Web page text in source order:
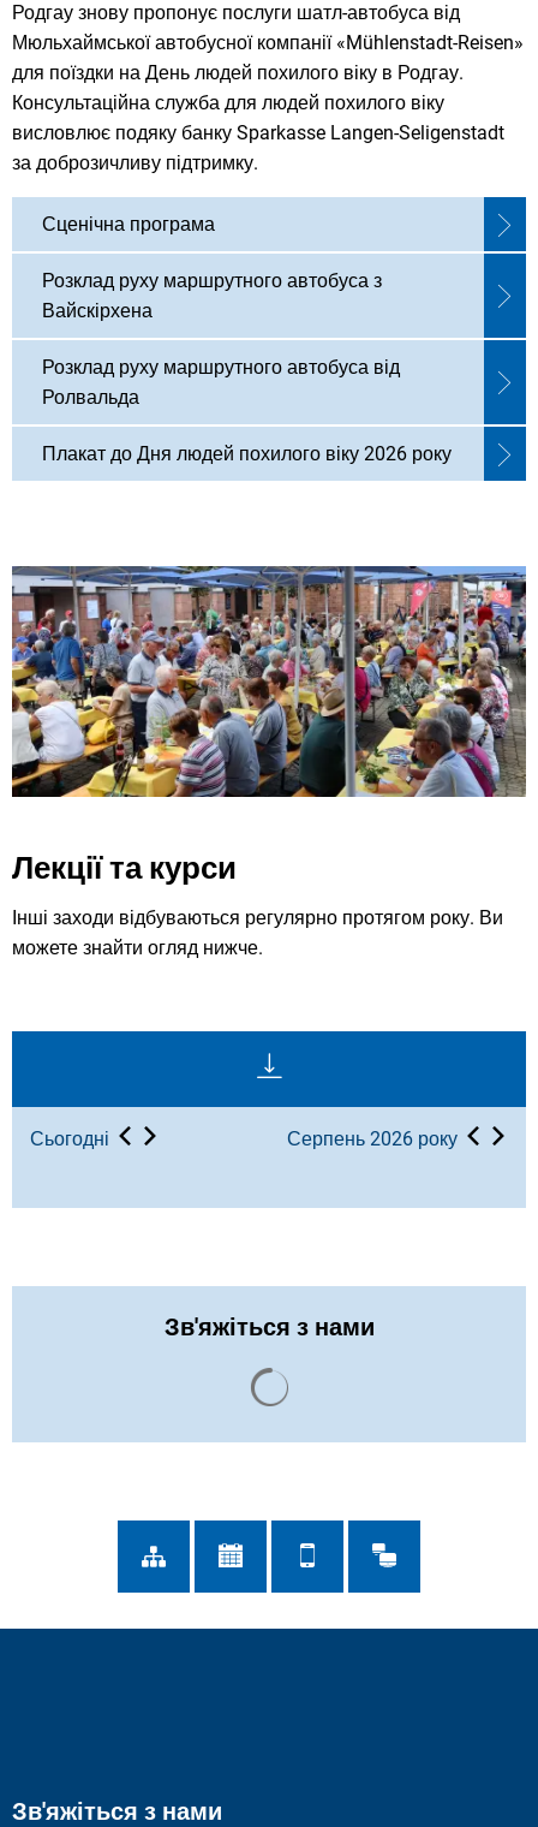
Родгау знову пропонує послуги шатл-автобуса від
Мюльхаймської автобусної компанії «Mühlenstadt-Reisen»
для поїздки на День людей похилого віку в Родгау.
Консультаційна служба для людей похилого віку
висловлює подяку банку Sparkasse Langen-Seligenstadt
за доброзичливу підтримку.
Сценічна програма
Розклад руху маршрутного автобуса з
Вайскірхена
Розклад руху маршрутного автобуса від
Ролвальда
Плакат до Дня людей похилого віку 2026 року
Лекції та курси
Інші заходи відбуваються регулярно протягом року. Ви
можете знайти огляд нижче.
Сьогодні Серпень 2026 року
Зв'яжіться з нами
Зв'яжіться з нами